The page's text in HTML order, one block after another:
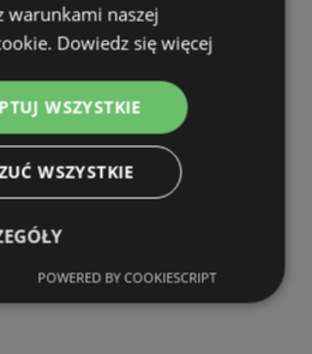
warunkami naszej
Dowiedz się więcej
WSZYSTKIE
WSZYSTKIE
POWERED BY COOKIESCRIPT